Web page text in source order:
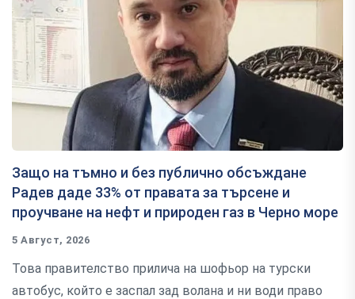
Защо на тъмно и без публично обсъждане
Радев даде 33% от правата за търсене и
проучване на нефт и природен газ в Черно море
5 Август, 2026
Това правителство прилича на шофьор на турски
автобус, който е заспал зад волана и ни води право